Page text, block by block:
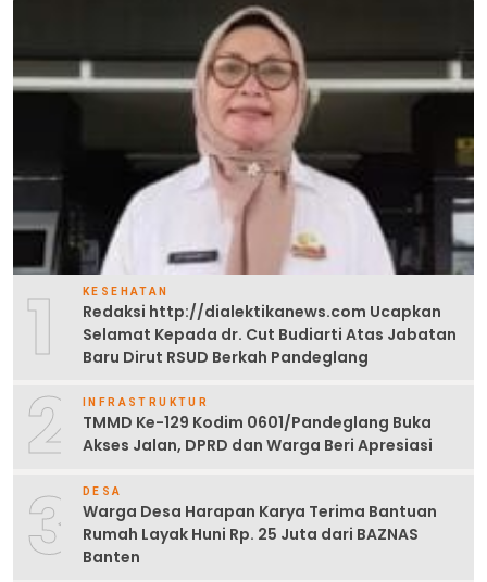
1 KESEHATAN
Redaksi http://dialektikanews.com Ucapkan
Selamat Kepada dr. Cut Budiarti Atas Jabatan
Baru Dirut RSUD Berkah Pandeglang
2 INFRASTRUKTUR
TMMD Ke-129 Kodim 0601/Pandeglang Buka
Akses Jalan, DPRD dan Warga Beri Apresiasi
3 DESA
Warga Desa Harapan Karya Terima Bantuan
Rumah Layak Huni Rp. 25 Juta dari BAZNAS
Banten